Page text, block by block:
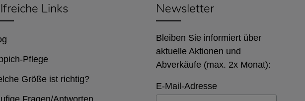
Newsletter
Bleiben Sie informiert über
aktuelle Aktionen und
Abverkäufe (max. 2x Monat):
E-Mail-Adresse
Links
Pflege
Größe ist richtig?
Fragen/Antworten